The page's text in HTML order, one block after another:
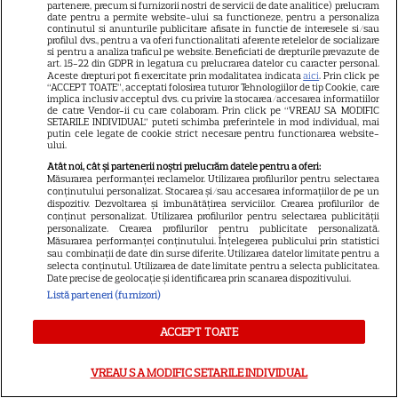
Sitemap
NUMĂRUL CURENT
Libertatea
Libertatea pentru femei
GSP
Avantaje
Elle
Unica
partenere, precum si furnizorii nostri de servicii de date analitice) prelucram
date pentru a permite website-ului sa functioneze, pentru a personaliza
continutul si anunturile publicitare afisate in functie de interesele si/sau
profilul dvs., pentru a va oferi functionalitati aferente retelelor de socializare
si pentru a analiza traficul pe website. Beneficiati de drepturile prevazute de
art. 15-22 din GDPR in legatura cu prelucrarea datelor cu caracter personal.
Aceste drepturi pot fi exercitate prin modalitatea indicataaici. Prin click pe
“ACCEPT TOATE”, acceptati folosirea tuturor Tehnologiilor de tip Cookie, care
implica inclusiv acceptul dvs. cu privire la stocarea/accesarea informatiilor
de catre Vendor-ii cu care colaboram. Prin click pe “VREAU SA MODIFIC
SETARILE INDIVIDUAL” puteti schimba preferintele in mod individual, mai
putin cele legate de cookie strict necesare pentru functionarea website-
ului.
Atât noi, cât și partenerii noștri prelucrăm datele pentru a oferi:
Măsurarea performanței reclamelor. Utilizarea profilurilor pentru selectarea
conținutului personalizat. Stocarea și/sau accesarea informațiilor de pe un
dispozitiv. Dezvoltarea și îmbunătățirea serviciilor. Crearea profilurilor de
conținut personalizat. Utilizarea profilurilor pentru selectarea publicității
personalizate. Crearea profilurilor pentru publicitate personalizată.
Măsurarea performanței conținutului. Înțelegerea publicului prin statistici
sau combinații de date din surse diferite. Utilizarea datelor limitate pentru a
selecta conținutul. Utilizarea de date limitate pentru a selecta publicitatea.
Date precise de geolocație și identificarea prin scanarea dispozitivului.
Listă parteneri (furnizori)
ACCEPT TOATE
VREAU SA MODIFIC SETARILE INDIVIDUAL